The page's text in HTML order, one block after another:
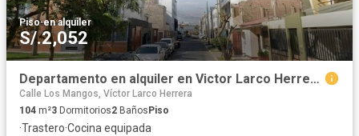
Piso·en alquiler
S/.2,052
Departamento en alquiler en Victor Larco Herrera a S/1,950 al mes
Calle Los Mangos, Víctor Larco Herrera
104 m²3 Dormitorios2 Baños Piso
·Trastero·Cocina equipada